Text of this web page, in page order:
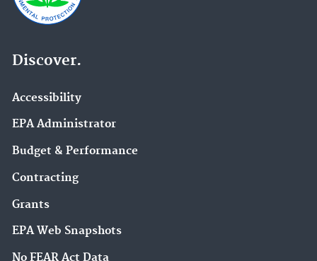
Discover.
Accessibility
EPA Administrator
Budget & Performance
Contracting
Grants
EPA Web Snapshots
No FEAR Act Data